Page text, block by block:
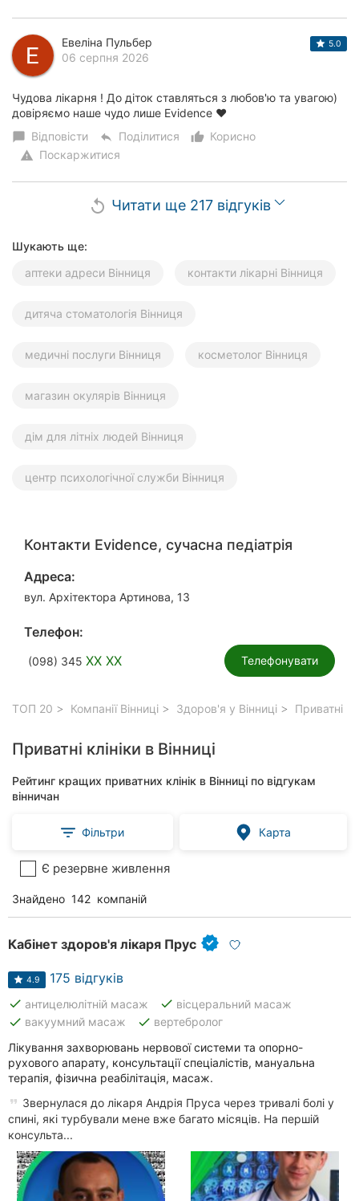
Евеліна Пульбер
06 серпня 2026
5.0
Чудова лікарня ! До діток ставляться з любов'ю та увагою)
довіряємо наше чудо лише Evidence ♥️
chat_bubble Відповісти reply Поділитися thumb_up_alt
Корисно
warning Поскаржитися
replay Читати ще 217 відгуків
Шукають ще:
аптеки адреси Вінниця
контакти лікарні Вінниця
дитяча стоматологія Вінниця
медичні послуги Вінниця косметолог Вінниця
магазин окулярів Вінниця
дім для літніх людей Вінниця
центр психологічної служби Вінниця
Контакти Evidence, сучасна педіатрія
Адреса:
вул. Архітектора Артинова, 13
Телефон:
(098) 345 XX XX Телефонувати
ТОП 20 Компанії Вінниці Здоров'я у Вінниці Приватні
Приватні клініки в Вінниці
Рейтинг кращих приватних клінік в Вінниці по відгукам
вінничан
Фільтри Карта
Є резервне живлення
Знайдено 142 компаній
Кабінет здоров'я лікаря Прус
4.9 175 відгуків
done антицелюлітній масаж done вісцеральний масаж
done вакуумний масаж done вертебролог
Лікування захворювань нервової системи та опорно-
рухового апарату, консультації спеціалістів, мануальна
терапія, фізична реабілітація, масаж.
Звернулася до лікаря Андрія Пруса через тривалі болі у
спині, які турбували мене вже багато місяців. На першій
консульта...